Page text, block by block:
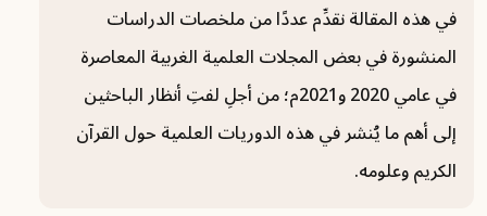
في هذه المقالة نقدِّم عددًا من ملخصات الدراسات
المنشورة في بعض المجلات العلمية الغربية المعاصرة
في عامي 2020 و2021م؛ من أجلِ لفتِ أنظار الباحثين
إلى أهم ما يُنشر في هذه الدوريات العلمية حول القرآن
الكريم وعلومه.